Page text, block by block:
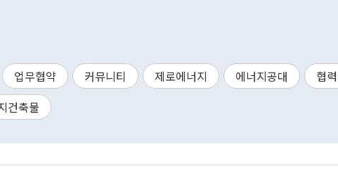
업무협약 커뮤니티 제로에너지 에너지공대
협력
건축물